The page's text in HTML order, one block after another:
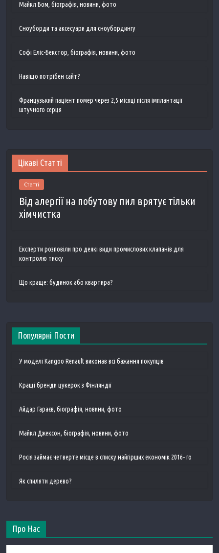
Майкл Бом, біографія, новини, фото
Сноуборди та аксесуари для сноубордингу
Софі Еліс-Бекстор, біографія, новини, фото
Навіщо потрібен сайт?
Французький пацієнт помер через 2,5 місяці після імплантації
штучного серця
Цікаві Статті
Статті
Від алергії на побутову пил врятує тільки
хімчистка
Експерти розповіли про деякі види промислових клапанів для
контролю тиску
Що краще: будинок або квартира?
Популярні Пости
У моделі Kangoo Renault виконав всі бажання покупців
Кращі бренди цукерок з Фінляндії
Айдар Гараєв, біографія, новини, фото
Майкл Джексон, біографія, новини, фото
Росія займає четверте місце в списку найгірших економік 2016- го
Як спиляти дерево?
Про Нас